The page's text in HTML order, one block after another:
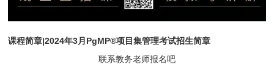
课程简章|2024年3月PgMP®项目集管理考试招生简章
联系教务老师报名吧